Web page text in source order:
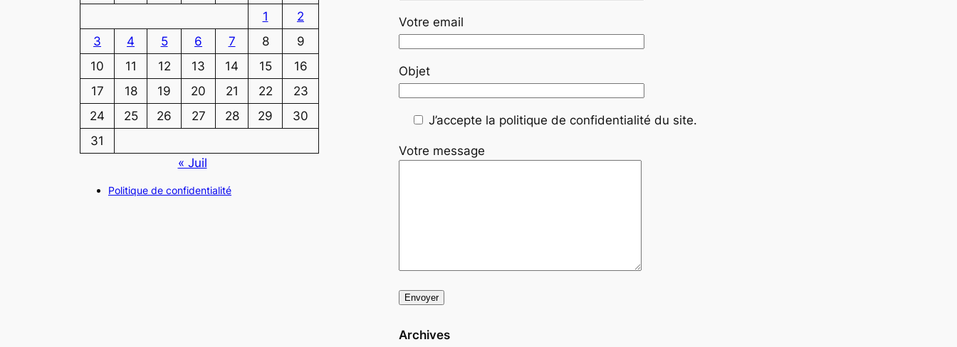
1
2
3
4 5 6 7 8
9
10
11 12 13 14 15
16
17
18 19 20 21 22
23
24
25 26 27 28 29
30
31
« Juil
Politique de confidentialité
Votre email
Objet
J’accepte la politique de confidentialité du site.
Votre message
Archives